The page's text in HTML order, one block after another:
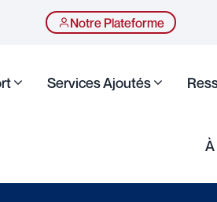
Notre Plateforme
Services Ajoutés